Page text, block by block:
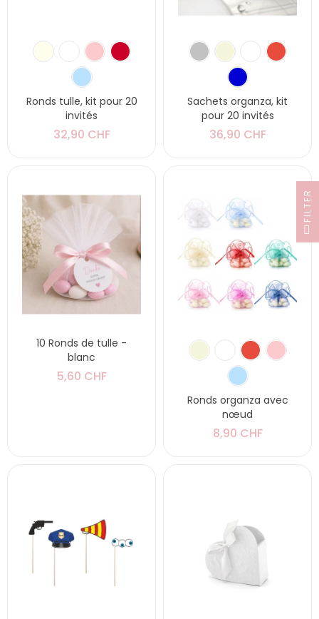
Ronds tulle, kit pour 20
invités
32,90 CHF
Sachets organza, kit
pour 20 invités
36,90 CHF
10 Ronds de tulle -
blanc
5,60 CHF
Ronds organza avec
nœud
8,90 CHF
FILTER